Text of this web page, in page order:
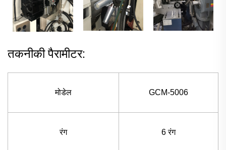
तकनीकी पैरामीटर:
मोडेल GCM-5006
रंग 6 रंग